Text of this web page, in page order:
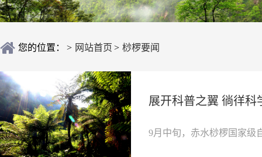
您的位置： > 网站首页 > 桫椤要闻
展开科普之翼 徜徉
9月中旬，赤水桫椤国家级